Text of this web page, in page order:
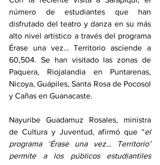
número de estudiantes que han
disfrutado del teatro y danza en su más
alto nivel artístico a través del programa
Érase una vez… Territorio asciende a
60,504. Se han visitado las zonas de
Paquera, Riojalandia en Puntarenas,
Nicoya, Guápiles, Santa Rosa de Pocosol
y Cañas en Guanacaste.
Nayuribe Guadamuz Rosales, ministra
de Cultura y Juventud, afirmó que “el
programa ‘Érase una vez… Territorio’
permite a los públicos estudiantiles